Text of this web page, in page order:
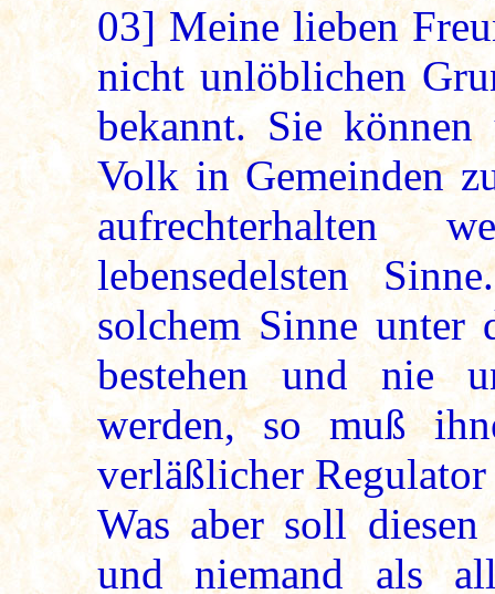
03]Meine lieben
nicht unlöblichen
bekannt. Sie
Volk in Gemeinden
aufrechterhalten
lebensedelsten
solchem Sinne unter
bestehen und nie
werden, so muß
verläßlicher
Was aber soll
und niemand als